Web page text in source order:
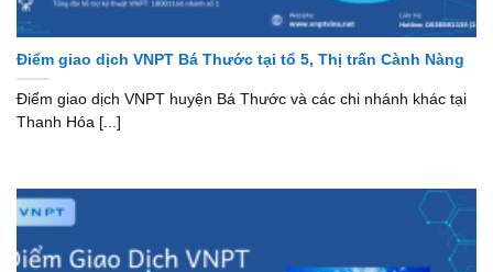
Điểm giao dịch VNPT Bá Thước tại tổ 5, Thị trấn Cành Nàng
Điểm giao dịch VNPT huyện Bá Thước và các chi nhánh khác tại
Thanh Hóa [...]